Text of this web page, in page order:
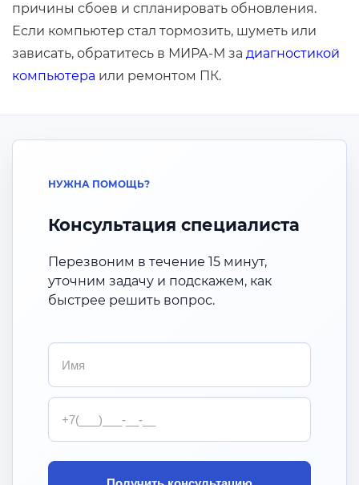
причины сбоев и спланировать обновления.
Если компьютер стал тормозить, шуметь или
зависать, обратитесь в МИРА-М за диагностикой
компьютера или ремонтом ПК.
НУЖНА ПОМОЩЬ?
Консультация специалиста
Перезвоним в течение 15 минут,
уточним задачу и подскажем, как
быстрее решить вопрос.
Имя
Телефон